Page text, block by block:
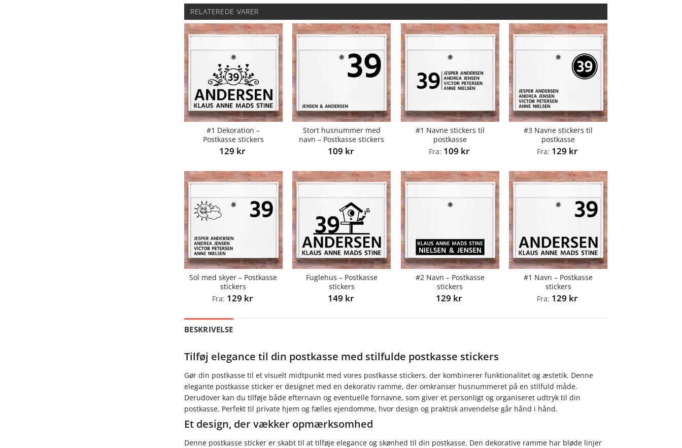
RELATEREDE VARER
#1 Dekoration –
Postkasse stickers
129 kr
Stort husnummer med
navn – Postkasse stickers
109 kr
#1 Navne stickers til
postkasse
Fra: 109 kr
#3 Navne stickers til
postkasse
Fra: 129 kr
Sol med skyer – Postkasse
stickers
Fra: 129 kr
Fuglehus – Postkasse
stickers
149 kr
#2 Navn – Postkasse
stickers
129 kr
#1 Navn – Postkasse
stickers
Fra: 129 kr
BESKRIVELSE
Tilføj elegance til din postkasse med stilfulde postkasse stickers
Gør din postkasse til et visuelt midtpunkt med vores postkasse stickers, der kombinerer funktionalitet og æstetik. Denne
elegante postkasse sticker er designet med en dekorativ ramme, der omkranser husnummeret på en stilfuld måde.
Derudover kan du tilføje både efternavn og eventuelle fornavne, som giver et personligt og organiseret udtryk til din
postkasse. Perfekt til private hjem og fælles ejendomme, hvor design og praktisk anvendelse går hånd i hånd.
Et design, der vækker opmærksomhed
Denne postkasse sticker er skabt til at tilføje elegance og skønhed til din postkasse. Den dekorative ramme har bløde linjer